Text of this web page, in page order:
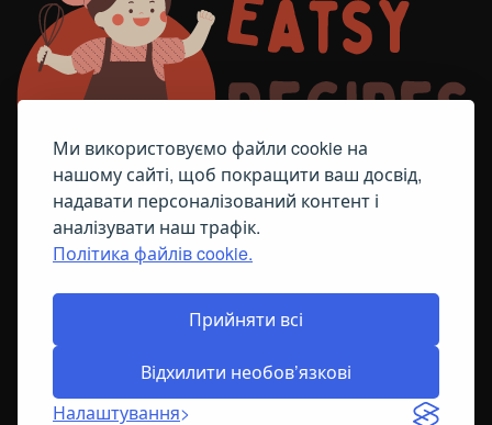
Ми використовуємо файли cookie на
нашому сайті, щоб покращити ваш досвід,
надавати персоналізований контент і
аналізувати наш трафік.
Політика файлів cookie.
Прийняти всі
Відхилити необов’язкові
Налаштування
ПОЛІТИКА ЩОДО ФАЙЛІВ COOKIE
© All Right Reserved2026